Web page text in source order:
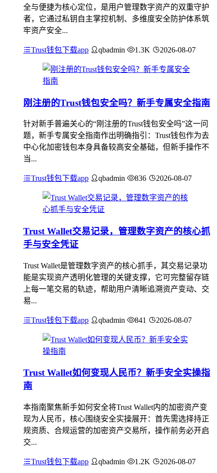
全与便捷为核心定位，是用户管理数字资产的双重守护
者，它通过私钥自主掌控机制、多维度安全防护体系筑
牢资产安全...
Trust钱包下载app qbadmin 1.3K 2026-08-07
刚注册的Trust钱包安全吗？新手专属安全指南
针对新手普遍关心的“刚注册的Trust钱包安全吗”这一问
题，新手专属安全指南作出明确指引：Trust钱包作为去
中心化加密钱包本身具备较高安全基础，但新手操作不
当...
Trust钱包下载app qbadmin 836 2026-08-07
Trust Wallet交易记录，管理数字资产的核心抓
手与安全凭证
Trust Wallet是管理数字资产的核心抓手，其交易记录功
能是实现资产透明化管理的关键支撑，它可完整留存链
上每一笔交易的轨迹，帮助用户清晰追溯资产变动、交
易...
Trust钱包下载app qbadmin 841 2026-08-07
Trust Wallet如何变现人民币？新手安全实操指
南
本指南聚焦新手如何安全将Trust Wallet内的加密资产变
现为人民币，核心围绕安全实操展开：首先需选择持正
规资质、合规运营的加密资产交易所，操作前务必开启
交...
Trust钱包下载app qbadmin 1.2K 2026-08-07